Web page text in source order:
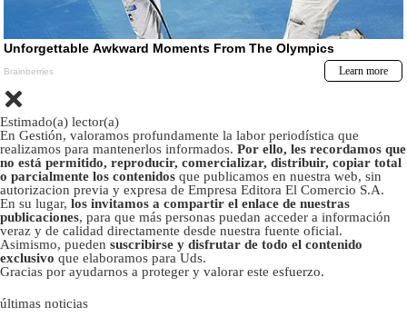
Estimado(a) lector(a)
En Gestión, valoramos profundamente la labor periodística que
realizamos para mantenerlos informados. Por ello, les recordamos que
no está permitido, reproducir, comercializar, distribuir, copiar total
o parcialmente los contenidos que publicamos en nuestra web, sin
autorizacion previa y expresa de Empresa Editora El Comercio S.A.
En su lugar, los invitamos a compartir el enlace de nuestras
publicaciones, para que más personas puedan acceder a información
veraz y de calidad directamente desde nuestra fuente oficial.
Asimismo, pueden suscribirse y disfrutar de todo el contenido
exclusivo que elaboramos para Uds.
Gracias por ayudarnos a proteger y valorar este esfuerzo.
últimas noticias